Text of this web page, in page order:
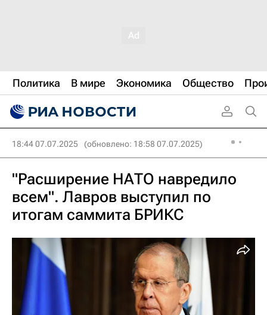
Политика В мире Экономика Общество
18:44 07.07.2025 (обновлено: 18:58 07.07.2025)
"Расширение НАТО навредило
всем". Лавров выступил по
итогам саммита БРИКС